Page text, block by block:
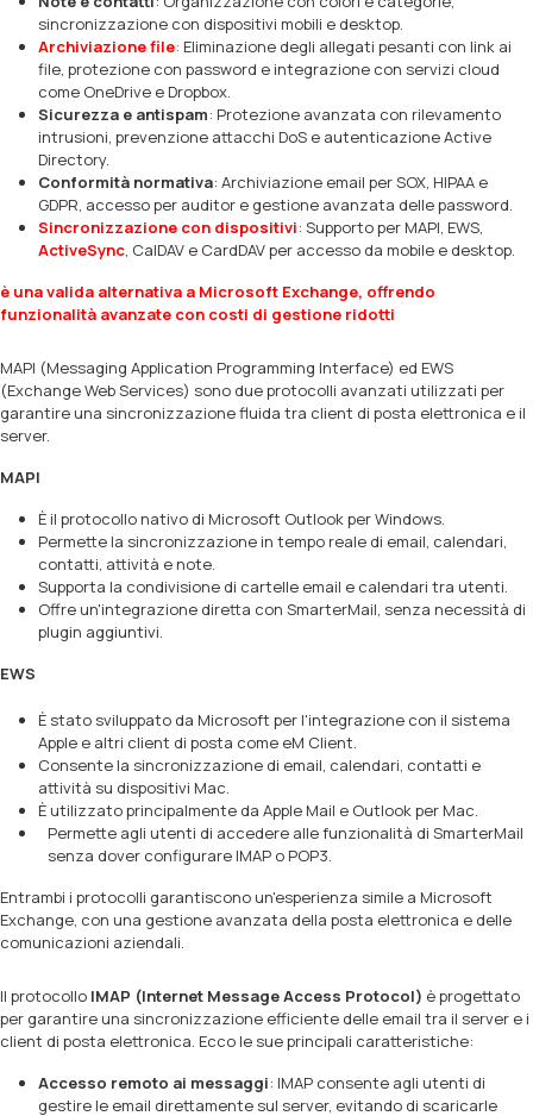
sincronizzazione con dispositivi mobili e desktop.
Archiviazione file: Eliminazione degli allegati pesanti con link ai
file, protezione con password e integrazione con servizi cloud
come OneDrive e Dropbox.
Sicurezza e antispam: Protezione avanzata con rilevamento
intrusioni, prevenzione attacchi DoS e autenticazione Active
Directory.
Conformità normativa: Archiviazione email per SOX, HIPAA e
GDPR, accesso per auditor e gestione avanzata delle password.
Sincronizzazione con dispositivi: Supporto per MAPI, EWS,
ActiveSync, CalDAV e CardDAV per accesso da mobile e desktop.
è una valida alternativa a Microsoft Exchange, offrendo
funzionalità avanzate con costi di gestione ridotti
MAPI (Messaging Application Programming Interface) ed EWS
(Exchange Web Services) sono due protocolli avanzati utilizzati per
garantire una sincronizzazione fluida tra client di posta elettronica e il
server.
MAPI
È il protocollo nativo di Microsoft Outlook per Windows.
Permette la sincronizzazione in tempo reale di email, calendari,
contatti, attività e note.
Supporta la condivisione di cartelle email e calendari tra utenti.
Offre un'integrazione diretta con SmarterMail, senza necessità di
plugin aggiuntivi.
EWS
È stato sviluppato da Microsoft per l'integrazione con il sistema
Apple e altri client di posta come eM Client.
Consente la sincronizzazione di email, calendari, contatti e
attività su dispositivi Mac.
È utilizzato principalmente da Apple Mail e Outlook per Mac.
Permette agli utenti di accedere alle funzionalità di SmarterMail
senza dover configurare IMAP o POP3.
Entrambi i protocolli garantiscono un'esperienza simile a Microsoft
Exchange, con una gestione avanzata della posta elettronica e delle
comunicazioni aziendali.
Il protocollo IMAP (Internet Message Access Protocol) è progettato
per garantire una sincronizzazione efficiente delle email tra il server e i
client di posta elettronica. Ecco le sue principali caratteristiche:
Accesso remoto ai messaggi: IMAP consente agli utenti di
gestire le email direttamente sul server, evitando di scaricarle